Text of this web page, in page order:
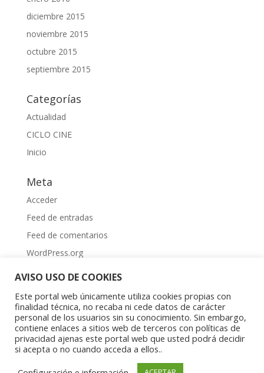
diciembre 2015
noviembre 2015
octubre 2015
septiembre 2015
Categorías
Actualidad
CICLO CINE
Inicio
Meta
Acceder
Feed de entradas
Feed de comentarios
WordPress.org
Aviso Legal| Política de privacidad|Política de
cookies
Copyright © 2023 Asociación Aragonesa para la
AVISO USO DE COOKIES
Este portal web únicamente utiliza cookies propias con
finalidad técnica, no recaba ni cede datos de carácter
personal de los usuarios sin su conocimiento. Sin embargo,
contiene enlaces a sitios web de terceros con políticas de
privacidad ajenas este portal web que usted podrá decidir
si acepta o no cuando acceda a ellos..